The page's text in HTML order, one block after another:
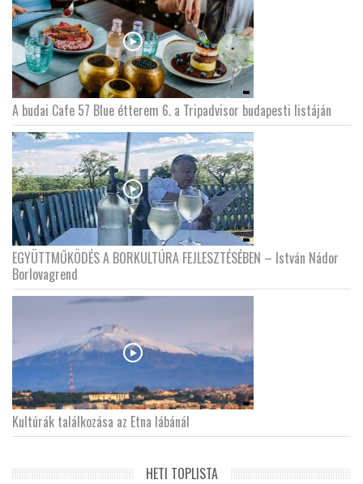
A budai Cafe 57 Blue étterem 6. a Tripadvisor budapesti listáján
EGYÜTTMŰKÖDÉS A BORKULTÚRA FEJLESZTÉSÉBEN – István Nádor
Borlovagrend
Kultúrák találkozása az Etna lábánál
HETI TOPLISTA